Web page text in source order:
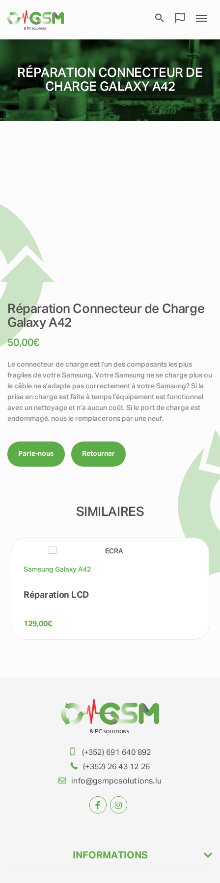
RÉPARATION CONNECTEUR DE
CHARGE GALAXY A42
Réparation Connecteur de Charge
Galaxy A42
50,00€
Le connecteur de charge est l’un des composants les plus
fragiles de votre Samsung. Votre Samsung ne se charge plus ou
le câble ne s’adapte pas correctement à votre Samsung? Si la
prise en charge est faite à temps l’équipement est fonctionnel
avec un nettoyage et n’a aucun coût. Si le port de charge est
endommagé, nous le remplacerons par une neuf.
Parle-nous Retourner
SIMILAIRES
Samsung Galaxy A42
Réparation LCD
129,00€
(+352) 691 640 892
(+352) 26 43 12 26
info@gsmpcsolutions.lu
INFORMATIONS